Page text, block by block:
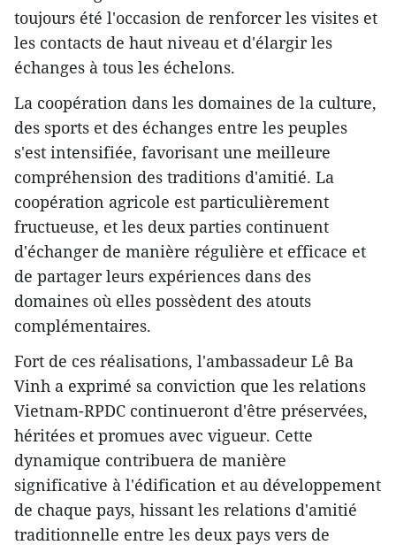
toujours été l'occasion de renforcer les visites et
les contacts de haut niveau et d'élargir les
échanges à tous les échelons.
La coopération dans les domaines de la culture,
des sports et des échanges entre les peuples
s'est intensifiée, favorisant une meilleure
compréhension des traditions d'amitié. La
coopération agricole est particulièrement
fructueuse, et les deux parties continuent
d'échanger de manière régulière et efficace et
de partager leurs expériences dans des
domaines où elles possèdent des atouts
complémentaires.
Fort de ces réalisations, l'ambassadeur Lê Ba
Vinh a exprimé sa conviction que les relations
Vietnam-RPDC continueront d'être préservées,
héritées et promues avec vigueur. Cette
dynamique contribuera de manière
significative à l'édification et au développement
de chaque pays, hissant les relations d'amitié
traditionnelle entre les deux pays vers de